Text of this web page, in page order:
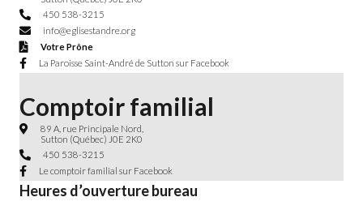
450 538-3215
450 538-3215
info@eglisestandre.org
info@eglisestandre.org
Votre Prône
Votre Prône
La Paroisse Saint-André de Sutton sur Facebook
Comptoir familial
89 A, rue Principale Nord, Sutton, QC, J0E 2K0
89 A, rue Principale Nord,
Sutton (Québec) J0E 2K0
450 538-3215
450 538-3215
Le comptoir familial sur Facebook
Heures d’ouverture bureau